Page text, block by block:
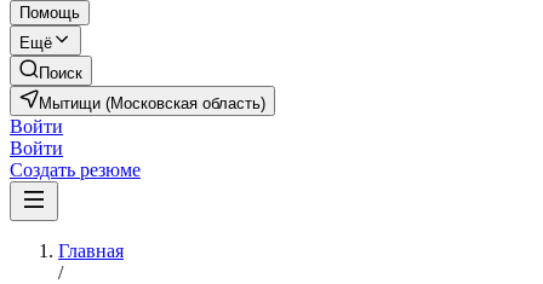
Помощь
Ещё
Поиск
Мытищи (Московская область)
Войти
Войти
Создать резюме
Главная
/